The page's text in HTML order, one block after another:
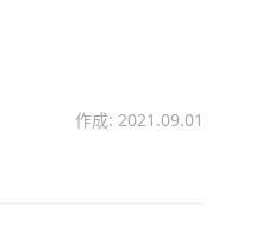
作成: 2021.09.01